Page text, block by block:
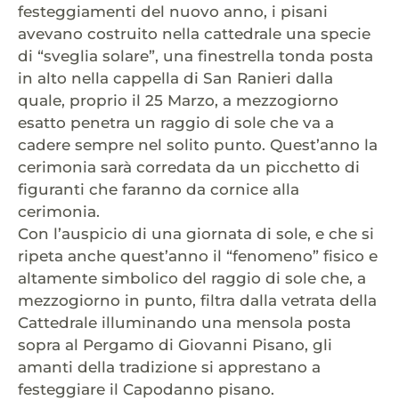
festeggiamenti del nuovo anno, i pisani
avevano costruito nella cattedrale una specie
di “sveglia solare”, una finestrella tonda posta
in alto nella cappella di San Ranieri dalla
quale, proprio il 25 Marzo, a mezzogiorno
esatto penetra un raggio di sole che va a
cadere sempre nel solito punto. Quest’anno la
cerimonia sarà corredata da un picchetto di
figuranti che faranno da cornice alla
cerimonia.
Con l’auspicio di una giornata di sole, e che si
ripeta anche quest’anno il “fenomeno” fisico e
altamente simbolico del raggio di sole che, a
mezzogiorno in punto, filtra dalla vetrata della
Cattedrale illuminando una mensola posta
sopra al Pergamo di Giovanni Pisano, gli
amanti della tradizione si apprestano a
festeggiare il Capodanno pisano.